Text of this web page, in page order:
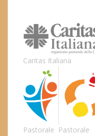
Caritas Italiana
Pastorale Pastorale